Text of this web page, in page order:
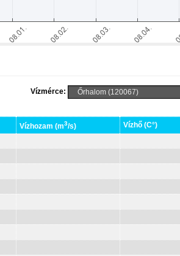
Vízmérce:
Vízhozam (m3/s)
Vízhő (C°)